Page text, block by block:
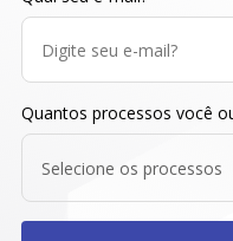
Quantos processos você
Selecione os processos